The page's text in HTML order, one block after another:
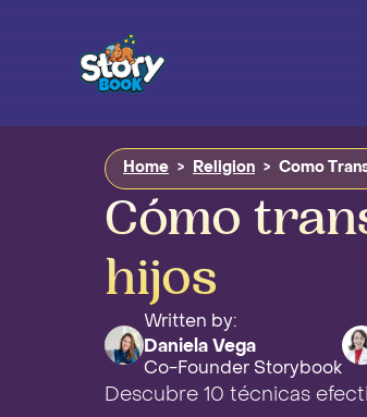
Home > Religion > Como
Cómo
hijos
Written by:
Daniela Vega
Co-Founder Storybook
Descubre 10 técnicas